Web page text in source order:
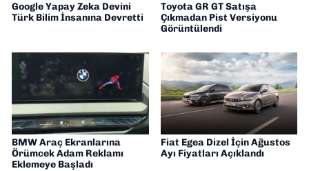
Google Yapay Zeka Devini
Türk Bilim İnsanına Devretti
Toyota GR GT Satışa
Çıkmadan Pist Versiyonu
Görüntülendi
BMW Araç Ekranlarına
Örümcek Adam Reklamı
Eklemeye Başladı
Fiat Egea Dizel İçin Ağustos
Ayı Fiyatları Açıklandı